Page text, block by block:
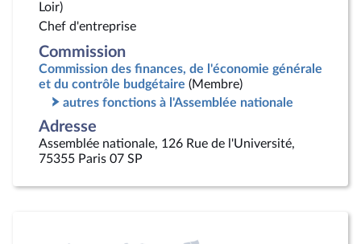
Loir)
Chef d'entreprise
Commission
Commission des finances, de l'économie générale
et du contrôle budgétaire (Membre)
autres fonctions à l'Assemblée nationale
Adresse
Assemblée nationale, 126 Rue de l'Université,
75355 Paris 07 SP